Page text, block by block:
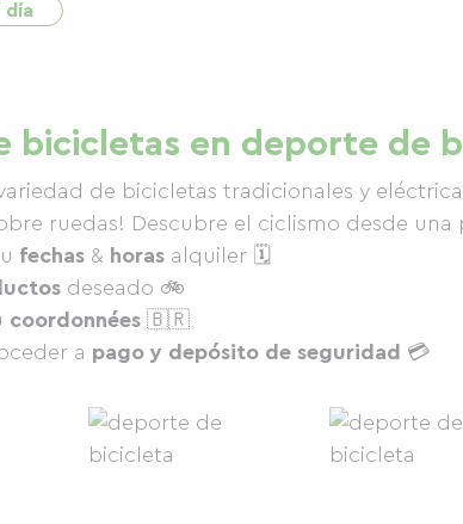
bicicletas en deporte de
de bicicletas tradicionales y
ruedas! Descubre el ciclismo desde
fechas & horas alquiler 🗓
deseado 🚲
coordonnées 🇧🇷
a pago y depósito de seguridad 💳